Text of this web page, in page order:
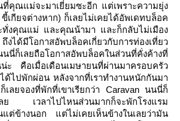
คุณแม่จะมาเยี่ยมซะอีก แต่เพราะความยุ่ง
เกียจต่างหาก) ก็เลยไม่เคยได้อัพเดทบล็อค
ะทั่งคุณแม่ และคุณน้ามา และก็กลับไม่เมือง
ได้มีโอกาสอัพบล็อคเกี่ยวกับการท่องเที่ยว
เลยถือโอกาสอัพบล็อคในส่วนที่คั่งค้างที่
น่ะ คือเมื่อเดือนเมษายนที่ผ่านมาครอบครัว
ด้ไปพักผ่อน หลังจากที่เราทำงานหนักกันมา
เลยจองที่พักที่เขาเรียกว่า Caravan นนนี่ก็
ลย เวลาไปไหนส่วนมากก็จะพักโรงแรม
ต่ข้างนอก แต่ไม่เคยเห็นข้างในเลยว่ามัน